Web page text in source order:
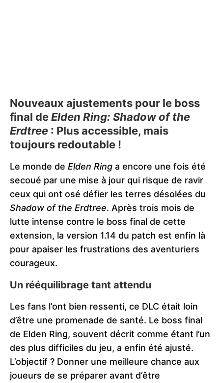
Nouveaux ajustements pour le boss
final deElden Ring: Shadow of the
Erdtree : Plus accessible, mais
toujours redoutable !
Le monde de Elden Ring a encore une fois été
secoué par une mise à jour qui risque de ravir
ceux qui ont osé défier les terres désolées du
Shadow of the Erdtree. Après trois mois de
lutte intense contre le boss final de cette
extension, la version 1.14 du patch est enfin là
pour apaiser les frustrations des aventuriers
courageux.
Un rééquilibrage tant attendu
Les fans l’ont bien ressenti, ce DLC était loin
d’être une promenade de santé. Le boss final
de Elden Ring, souvent décrit comme étant l’un
des plus difficiles du jeu, a enfin été ajusté.
L’objectif ? Donner une meilleure chance aux
joueurs de se préparer avant d’être